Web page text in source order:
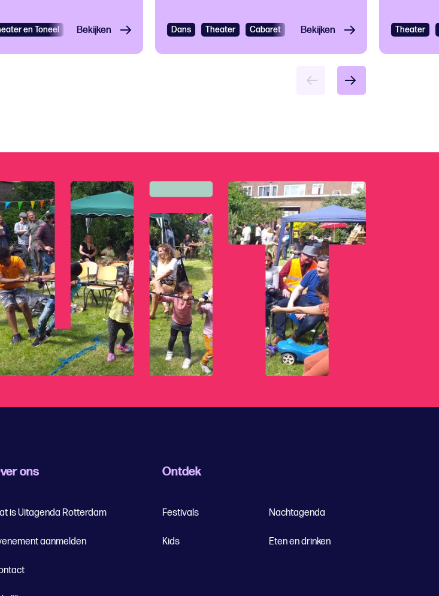
en Toneel Bekijken Dans Theater Cabaret Bekijken Theater
ons
is Uitagenda Rotterdam
aanmelden
Ontdek
Festivals
Kids
Nachtagenda
Eten en drinken